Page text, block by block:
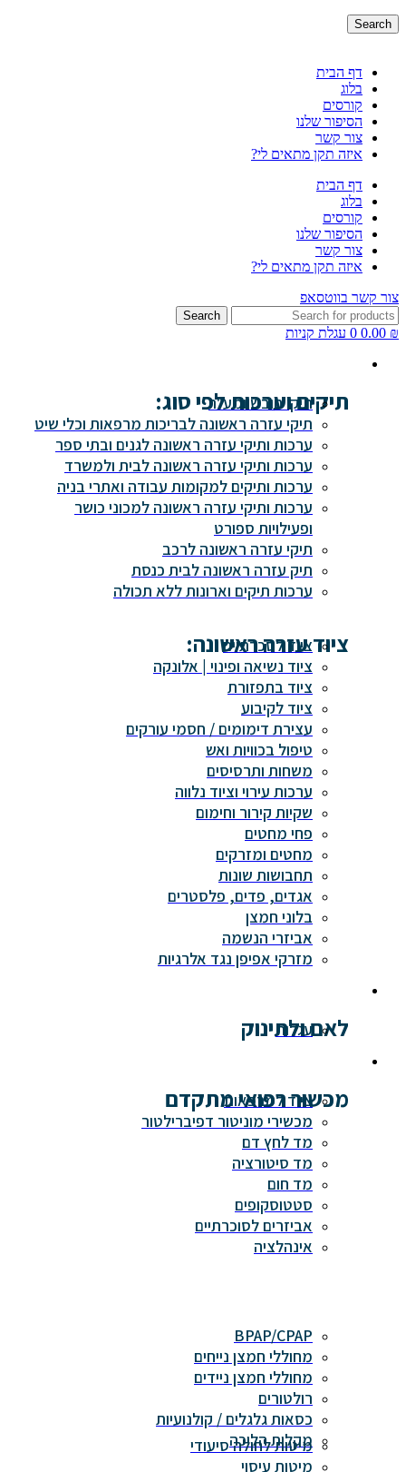
Search
דף הבית
בלוג
קורסים
הסיפור שלנו
צור קשר
איזה תקן מתאים לי?
דף הבית
בלוג
קורסים
הסיפור שלנו
צור קשר
איזה תקן מתאים לי?
צור קשר בווטסאפ
Search
0.00 ₪
0 עגלת קניות
תיקים וערכות לפי סוג:
תיקי חובש ומע"ר
תיקי עזרה ראשונה לבריכות מרפאות וכלי שיט
ערכות ותיקי עזרה ראשונה לגנים ובתי ספר
ערכות ותיקי עזרה ראשונה לבית ולמשרד
ערכות ותיקים למקומות עבודה ואתרי בניה
ערכות ותיקי עזרה ראשונה למכוני כושר
ופעילויות ספורט
תיקי עזרה ראשונה לרכב
תיק עזרה ראשונה לבית כנסת
ערכות תיקים וארונות ללא תכולה
ציוד עזרה ראשונה:
ציוד לסכרתיים
ציוד נשיאה ופינוי | אלונקה
ציוד בתפזורת
ציוד לקיבוע
עצירת דימומים / חסמי עורקים
טיפול בכוויות ואש
משחות ותרסיסים
ערכות עירוי וציוד נלווה
שקיות קירור וחימום
פחי מחטים
מחטים ומזרקים
תחבושות שונות
אגדים, פדים, פלסטרים
בלוני חמצן
אביזרי הנשמה
מזרקי אפיפן נגד אלרגיות
לאם ולתינוק
עגלות
מכשור רפואי מתקדם
ציוד למרפאות
מכשירי מוניטור דפיברילטור
מד לחץ דם
מד סיטורציה
מד חום
סטטוסקופים
אביזרים לסוכרתיים
אינהלציה
BPAP/CPAP
מחוללי חמצן נייחים
מחוללי חמצן ניידים
רולטורים
כסאות גלגלים / קולנועיות
מקלות הליכה
מיטות לחולה סיעודי
מיטות עיסוי